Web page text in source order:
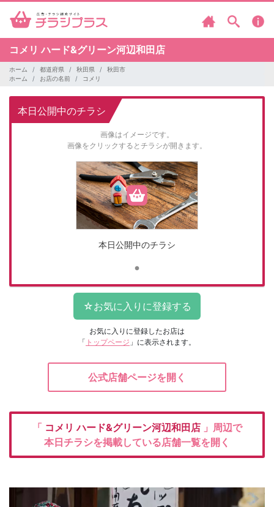
コメリハード&グリーン河辺和田店
ホーム 都道府県 秋田県
秋田市
ホーム
お店の名前 コメリ
本日公開中のチラシ
画像はイメージです。
画像をクリックするとチラシが開きます。
本日公開中のチラシ
お気に入りに登録したお店は
「 トップページ 」に表示されます。
公式店舗ページを開く
「 コメリハード&グリーン河辺和田店 」周辺で
本日チラシを掲載している店舗一覧を開く